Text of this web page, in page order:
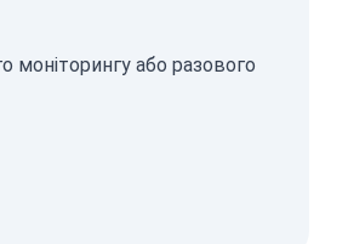
моніторингу або разового